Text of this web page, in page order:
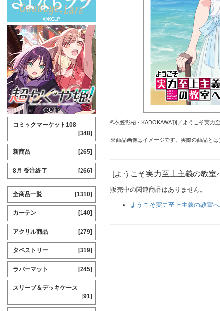
©衣笠彰梧・KADOKAWA刊／ようこそ実力
※商品画像はイメージです。実際の商品と
[ようこそ実力至上主義の教室
販売中の関連商品はありません。
ようこそ実力至上主義の教室へ
コミックマーケット108
[348]
新商品 [265]
8月 受注終了 [266]
全商品一覧 [1310]
カーテン [140]
アクリル商品 [279]
タペストリー [319]
ラバーマット [245]
スリーブ＆デッキケース
[91]